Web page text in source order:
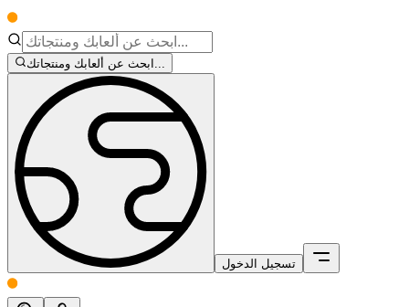
ابحث عن ألعابك ومنتجاتك...
تسجيل الدخول